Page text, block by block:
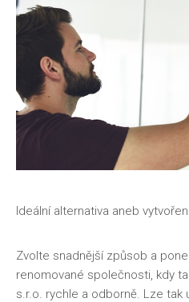
Ideální alternativa aneb
Zvolte snadnější způsob a
renomované společnosti, kdy
s.r.o. rychle a odborně. Lze tak